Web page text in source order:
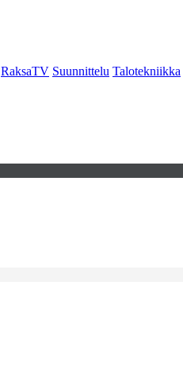
RaksaTV Suunnittelu Talotekniikka